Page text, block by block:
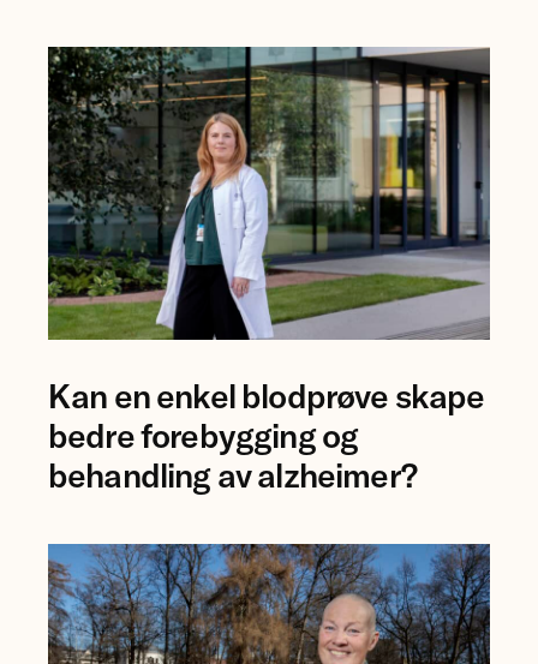
Aamodt
på
Rikshospitalet.
av
forsker
Ingrid
Augestad.
Kan en enkel blodprøve skape
bedre forebygging og
behandling av alzheimer?